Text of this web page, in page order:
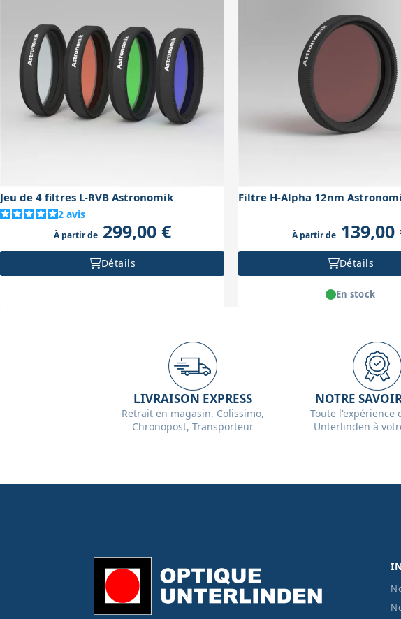
Jeu de 4 filtres L-RVB Astronomik
2 avis
À partir de299,00 €
Détails
Filtre H-Alpha 12nm
À partir de139,00
Détails
En stock
LIVRAISON EXPRESS
Retrait en magasin, Colissimo,
Chronopost, Transporteur
NOTRE
Toute l'expérience
Unterlinden à